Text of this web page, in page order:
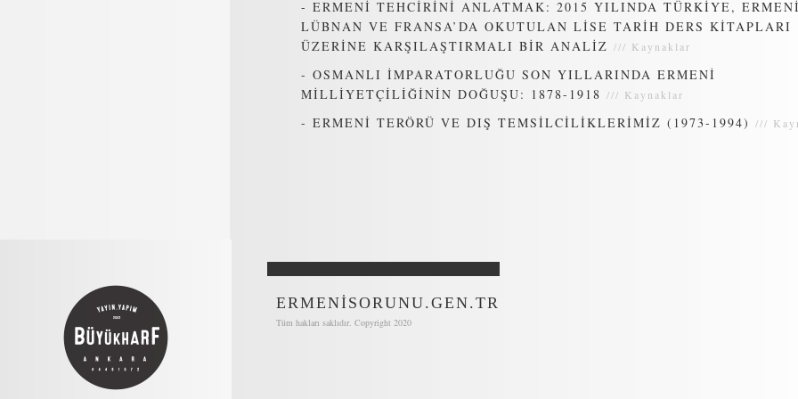
- ERMENİ TEHCİRİNİ ANLATMAK: 2015 YILINDA TÜRKİYE,
LÜBNAN VE FRANSA’DA OKUTULAN LİSE TARİH DERS KİTAPLARI
ÜZERİNE KARŞILAŞTIRMALI BİR ANALİZ /// Kaynaklar
- OSMANLI İMPARATORLUĞU SON YILLARINDA ERMENİ
MİLLİYETÇİLİĞİNİN DOĞUŞU: 1878-1918 /// Kaynaklar
- ERMENİ TERÖRÜ VE DIŞ TEMSİLCİLİKLERİMİZ (1973-1994) ///
ERMENİSORUNU.GEN.TR
Tüm hakları saklıdır. Copyright 2020